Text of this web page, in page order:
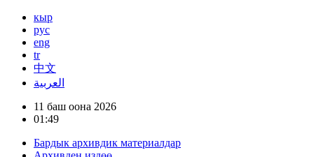
кыр
рус
eng
tr
中文
العربية
11 баш оона 2026
01:49
Бардык архивдик материалдар